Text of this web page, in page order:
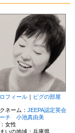
フィール ｜ ピグの部屋
ネーム： JEEPA認定英会
チ 小池真由美
女性
いの地域： 兵庫県